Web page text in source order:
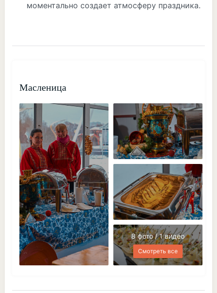
моментально создает атмосферу праздника.
Масленица
8 фото / 1 видео
Смотреть все